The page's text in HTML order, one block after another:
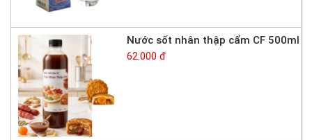
Nước sốt nhân thập cẩm CF 500ml
62.000 đ